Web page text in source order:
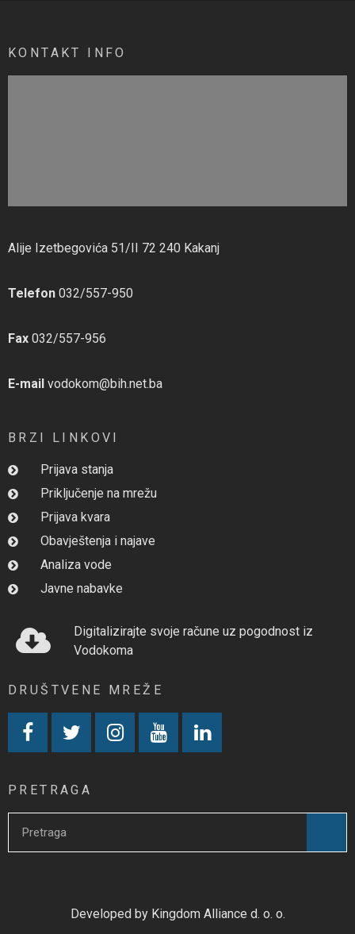
KONTAKT INFO
Alije Izetbegovića 51/II 72 240 Kakanj
Telefon 032/557-950
Fax 032/557-956
E-mail vodokom@bih.net.ba
BRZI LINKOVI
Prijava stanja
Priključenje na mrežu
Prijava kvara
Obavještenja i najave
Analiza vode
Javne nabavke
Digitalizirajte svoje račune uz pogodnost iz
Vodokoma
DRUŠTVENE MREŽE
PRETRAGA
Developed by Kingdom Alliance d. o. o.